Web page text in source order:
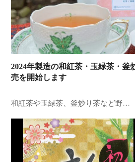
2024年製造の和紅茶・玉緑茶・釜
売を開始します
和紅茶や玉緑茶、釜炒り茶など野…